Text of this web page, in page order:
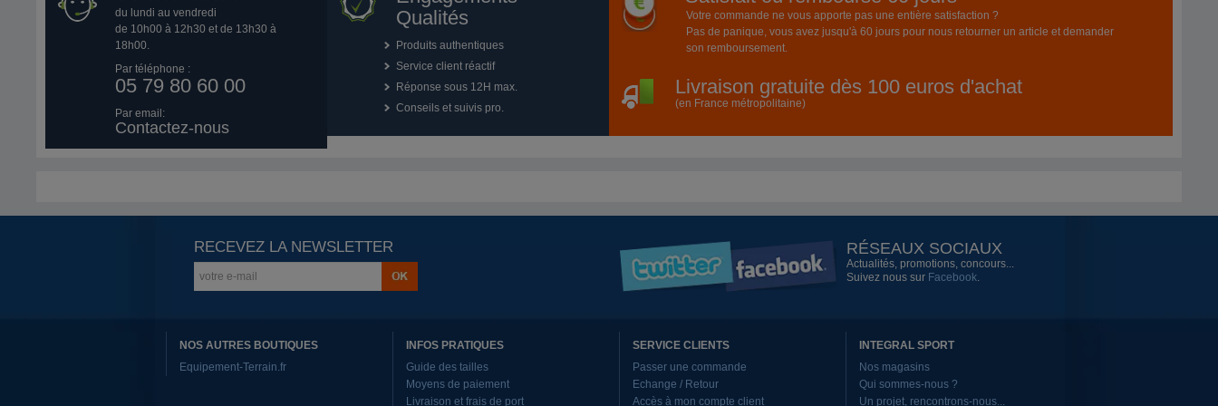
du lundi au vendredi
de 10h00 à 12h30 et de 13h30 à
18h00.
Par téléphone :
05 79 80 60 00
Par email:
Contactez-nous
Qualités
Produits authentiques
Service client réactif
Réponse sous 12H max.
Conseils et suivis pro.
Votre commande ne vous apporte pas une entière satisfaction ?
Pas de panique, vous avez jusqu'à 60 jours pour nous retourner un article et demander
son remboursement.
Livraison gratuite dès 100 euros d'achat
(en France métropolitaine)
RECEVEZ LA NEWSLETTER RÉSEAUX SOCIAUX
Actualités, promotions, concours...
Suivez nous sur Facebook.
NOS AUTRES BOUTIQUES
Equipement-Terrain.fr
INFOS PRATIQUES
Guide des tailles
Moyens de paiement
Livraison et frais de port
SERVICE CLIENTS
Passer une commande
Echange / Retour
Accès à mon compte client
INTEGRAL SPORT
Nos magasins
Qui sommes-nous ?
Un projet, rencontrons-nous...